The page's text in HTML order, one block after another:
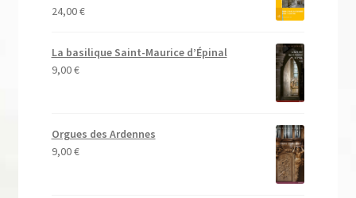
24,00€
La basilique Saint-Maurice d’Épinal
9,00€
Orgues des Ardennes
9,00€